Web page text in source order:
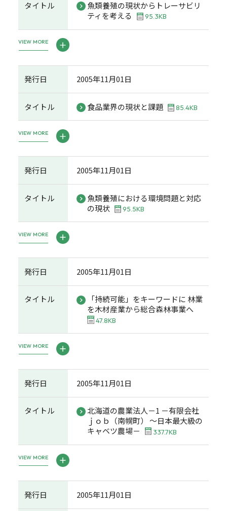
タイトル
魚類養殖の現状からトレーサビリ
ティを考える
95.3KB
VIEW MORE
発行日 2005年11月01日
タイトル 食品業界の現状と課題 85.4KB
VIEW MORE
発行日 2005年11月01日
タイトル
魚類養殖における環境問題と対応
の現状
95.5KB
VIEW MORE
発行日 2005年11月01日
タイトル
「持続可能」をキーワードに 林業
を木材産業から総合森林事業へ
47.8KB
VIEW MORE
発行日 2005年11月01日
タイトル
北海道の農業法人－1 －有限会社
ｊｏｂ（南幌町） ～日本最大級の
キャベツ農場－
337.7KB
VIEW MORE
発行日 2005年11月01日